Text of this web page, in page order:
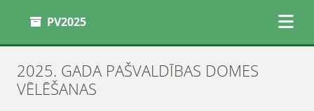
PV2025
2025. GADA PAŠVALDĪBAS DOMES
VĒLĒŠANAS